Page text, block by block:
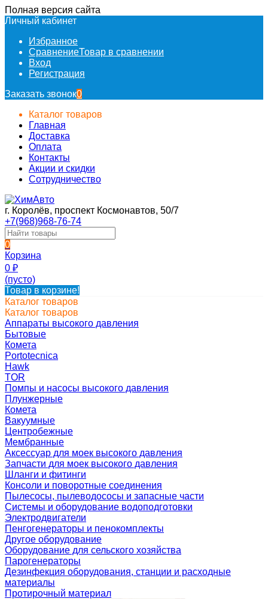
Полная версия сайта
Личный кабинет
Избранное
СравнениеТовар в сравнении
Вход
Регистрация
Заказать звонок0
Каталог товаров
Главная
Доставка
Оплата
Контакты
Акции и скидки
Сотрудничество
г. Королёв, проспект Космонавтов, 50/7
+7(968)968-76-74
0
Корзина
0 ₽
(пусто)
Товар в корзине!
Каталог товаров
Каталог товаров
Аппараты высокого давления
Бытовые
Комета
Portotecnica
Hawk
TOR
Помпы и насосы высокого давления
Плунжерные
Комета
Вакуумные
Центробежные
Мембранные
Аксессуар для моек высокого давления
Запчасти для моек высокого давления
Шланги и фитинги
Консоли и поворотные соединения
Пылесосы, пылеводососы и запасные части
Системы и оборудование водоподготовки
Электродвигатели
Пенгогенераторы и пенокомплекты
Другое оборудование
Оборудование для сельского хозяйства
Парогенераторы
Дезинфекция оборудования, станции и расходные
материалы
Протирочный материал